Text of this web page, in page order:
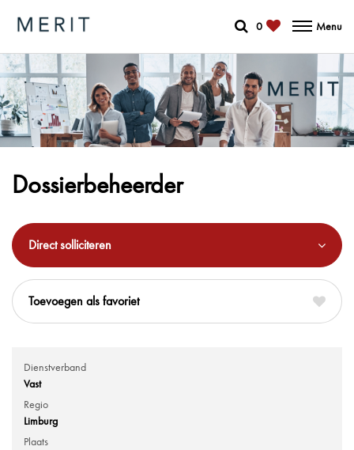
0 Menu
Dossierbeheerder
Direct solliciteren
favoriet
Dienstverband
Vast
Regio
Limburg
Plaats